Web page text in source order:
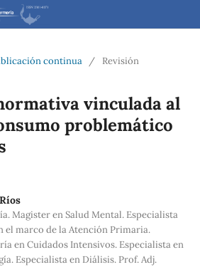
continua
/ Revisión
vinculada al
problemático
Magister en Salud Mental. Especialista
el marco de la Atención Primaria.
en Cuidados Intensivos. Especialista en
Especialista en Diálisis. Prof. Adj.